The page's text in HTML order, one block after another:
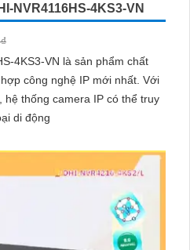
NVR4116HS-4KS3-VN
4KS3-VN là sản phẩm chất
công nghệ IP mới nhất. Với
hệ thống camera IP có thể truy
di động